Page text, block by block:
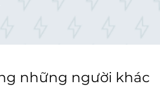
những người khác